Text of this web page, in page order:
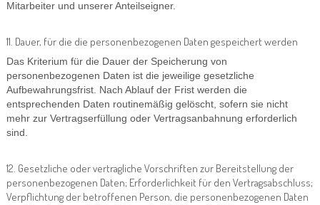
Mitarbeiter und unserer Anteilseigner.
11. Dauer, für die die personenbezogenen Daten gespeichert werden
Das Kriterium für die Dauer der Speicherung von
personenbezogenen Daten ist die jeweilige gesetzliche
Aufbewahrungsfrist. Nach Ablauf der Frist werden die
entsprechenden Daten routinemäßig gelöscht, sofern sie nicht
mehr zur Vertragserfüllung oder Vertragsanbahnung erforderlich
sind.
12. Gesetzliche oder vertragliche Vorschriften zur Bereitstellung der
personenbezogenen Daten; Erforderlichkeit für den Vertragsabschluss;
Verpflichtung der betroffenen Person, die personenbezogenen Daten